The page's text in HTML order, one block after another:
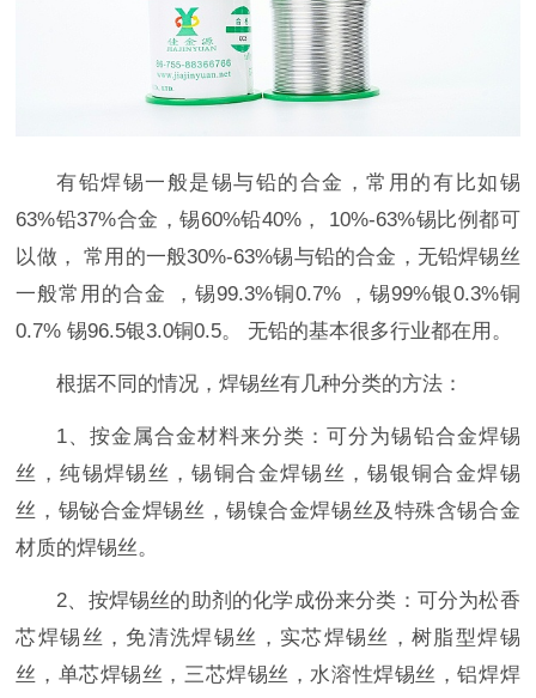
有铅焊锡一般是锡与铅的合金，常用的有比如锡
63%铅37%合金，锡60%铅40%， 10%-63%锡比例都可
以做， 常用的一般30%-63%锡与铅的合金，无铅焊锡丝
一般常用的合金 ，锡99.3%铜0.7% ，锡99%银0.3%铜
0.7% 锡96.5银3.0铜0.5。 无铅的基本很多行业都在用。
根据不同的情况，焊锡丝有几种分类的方法：
1、按金属合金材料来分类：可分为锡铅合金焊锡
丝，纯锡焊锡丝，锡铜合金焊锡丝，锡银铜合金焊锡
丝，锡铋合金焊锡丝，锡镍合金焊锡丝及特殊含锡合金
材质的焊锡丝。
2、按焊锡丝的助剂的化学成份来分类：可分为松香
芯焊锡丝，免清洗焊锡丝，实芯焊锡丝，树脂型焊锡
丝，单芯焊锡丝，三芯焊锡丝，水溶性焊锡丝，铝焊焊